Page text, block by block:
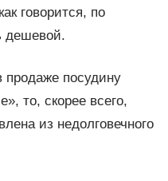
говорится, по
дешевой.
продаже посудину
то, скорее всего,
из недолговечного